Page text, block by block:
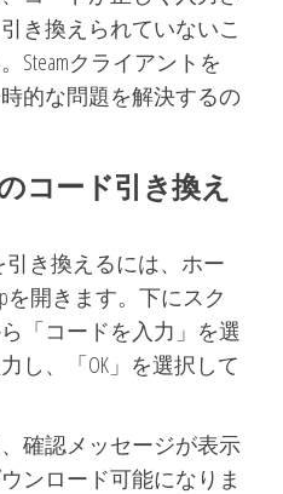
き換えられていないこ
Steamクライアントを
的な問題を解決するの
コード引き換え
引き換えるには、ホー
を開きます。下にスク
「コードを入力」を選
し、「OK」を選択して
確認メッセージが表示
ンロード可能になりま